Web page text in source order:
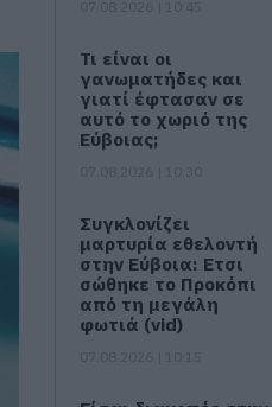
Τι είναι οι
γανωματήδες και
γιατί έφτασαν σε
αυτό το χωριό της
Εύβοιας;
Συγκλονίζει
μαρτυρία εθελοντή
στην Εύβοια: Ετσι
σώθηκε το Προκόπι
από τη μεγάλη
φωτιά (vid)